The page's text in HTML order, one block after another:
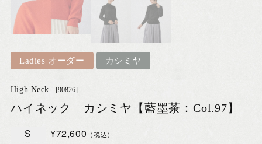
Ladies オーダー カシミヤ
High Neck [90826]
ハイネック カシミヤ【藍墨茶：Col.97】
S ¥72,600 （税込）